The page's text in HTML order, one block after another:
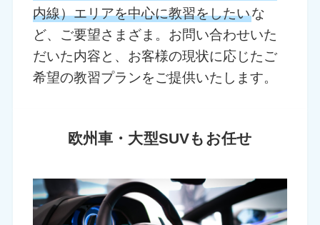
内線）エリアを中心に教習をしたいな
ど、ご要望さまざま。お問い合わせいた
だいた内容と、お客様の現状に応じたご
希望の教習プランをご提供いたします。
欧州車・大型SUVもお任せ